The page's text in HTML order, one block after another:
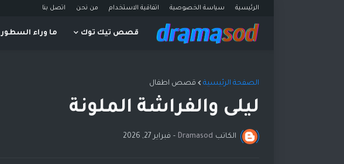
الرئيسية سياسة الخصوصية اتفاقية الاستخدام من نحن اتصل بنا
قصص تيك توك ما وراء السطور
الصفحة الرئيسية قصص اطفال
ليلى والفراشة الملونة
الكاتب Dramasod
- فبراير 27, 2026